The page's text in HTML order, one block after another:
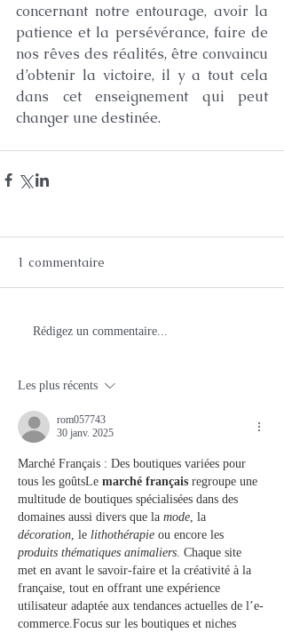
concernant notre entourage, avoir la
patience et la persévérance, faire de
nos rêves des réalités, être convaincu
d’obtenir la victoire, il y a tout cela
dans cet enseignement qui peut
changer une destinée.
1 commentaire
Rédigez un commentaire...
Les plus récents
rom057743
30 janv. 2025
Marché Français : Des boutiques variées pour
tous les goûtsLe marché français regroupe une
multitude de boutiques spécialisées dans des
domaines aussi divers que la mode , la
décoration , le lithothérapie ou encore les
produits thématiques animaliers . Chaque site
met en avant le savoir-faire et la créativité à la
française, tout en offrant une expérience
utilisateur adaptée aux tendances actuelles de l’e-
commerce.Focus sur les boutiques et niches